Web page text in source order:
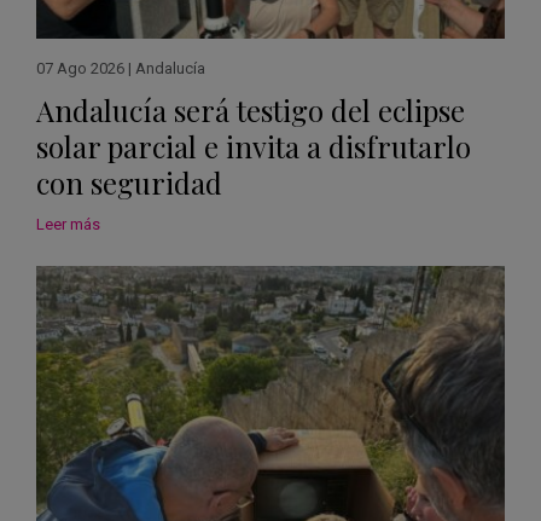
07 Ago 2026 | Andalucía
Andalucía será testigo del eclipse
solar parcial e invita a disfrutarlo
con seguridad
Leer más